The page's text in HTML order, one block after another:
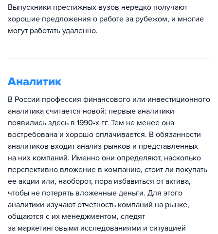
Выпускники престижных вузов нередко получают
хорошие предложения о работе за рубежом, и многие
могут работать удаленно.
Аналитик
В России профессия финансового или инвестиционного
аналитика считается новой: первые аналитики
появились здесь в 1990-х гг. Тем не менее она
востребована и хорошо оплачивается. В обязанности
аналитиков входит анализ рынков и представленных
на них компаний. Именно они определяют, насколько
перспективно вложение в компанию, стоит ли покупать
ее акции или, наоборот, пора избавиться от актива,
чтобы не потерять вложенные деньги. Для этого
аналитики изучают отчетность компаний на рынке,
общаются с их менеджментом, следят
за маркетинговыми исследованиями и ситуацией